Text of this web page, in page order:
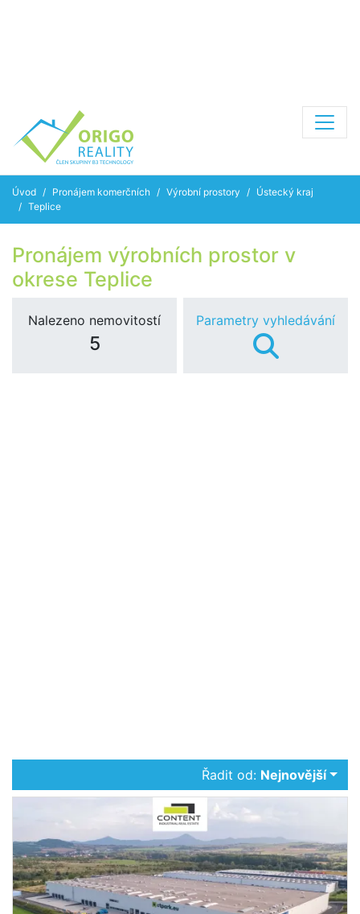
Úvod Pronájem komerčních Výrobní prostory
Ústecký kraj
Teplice
Pronájem výrobních prostor v
okrese Teplice
Nalezeno nemovitostí
5
Parametry vyhledávání
Řadit od: Nejnovější